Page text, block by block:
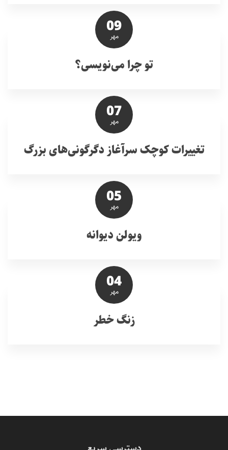
09
مهر
تو چرا می‌نویسی؟
07
مهر
تغییرات کوچک سرآغاز دگرگونی‌های بزرگ
05
مهر
ویولن دیوانه
04
مهر
زنگ خطر